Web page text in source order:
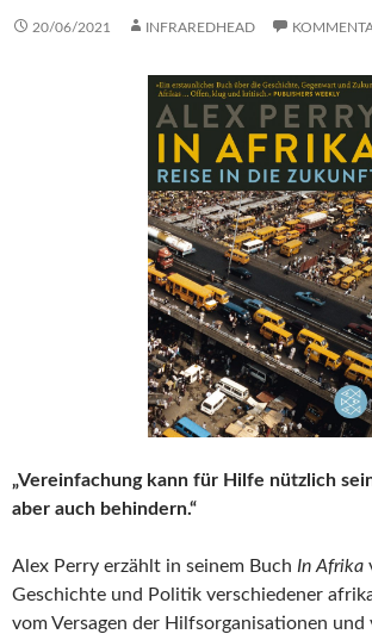
20/06/2021 INFRAREDHEAD
„Vereinfachung kann für Hilfe nützlich
aber auch behindern.“
Alex Perry erzählt in seinem Buch In Afrika
Geschichte und Politik verschiedener
vom Versagen der Hilfsorganisationen und